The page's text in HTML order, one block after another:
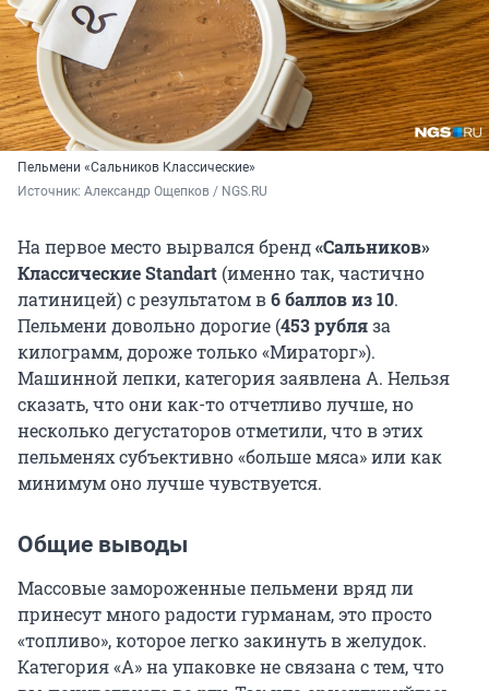
Пельмени «Сальников Классические»
Источник: Александр Ощепков / NGS.RU
На первое место вырвался бренд«Сальников»
Классические Standart (именно так, частично
латиницей) с результатом в6 баллов из 10.
Пельмени довольно дорогие (453 рубляза
килограмм, дороже только «Мираторг»).
Машинной лепки, категория заявлена А. Нельзя
сказать, что они как-то отчетливо лучше, но
несколько дегустаторов отметили, что в этих
пельменях субъективно «больше мяса» или как
минимум оно лучше чувствуется.
Общие выводы
Массовые замороженные пельмени вряд ли
принесут много радости гурманам, это просто
«топливо», которое легко закинуть в желудок.
Категория «А» на упаковке не связана с тем, что